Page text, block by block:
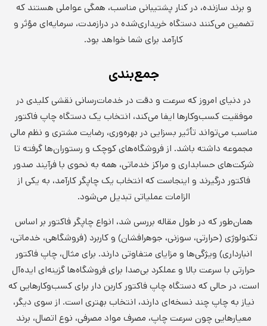
و برند سازنده، در کنار پشتیبانی مناسب، همگی عواملی هستند که
تضمین می‌کنند دستگاه خریداری‌شده در درازمدت، سرمایه‌ای مؤثر و
کارآمد برای شما خواهد بود.
جمع‌بندی
در دنیای امروز که سرعت و دقت در خدمات‌رسانی نقشی کلیدی در
موفقیت کسب‌وکارها ایفا می‌کند، انتخاب یک دستگاه چاپ فاکتور
مناسب می‌تواند تأثیر بسزایی در بهره‌وری، رضایت مشتری و نظم مالی
مجموعه داشته باشد. از فروشگاه‌های کوچک و رستوران‌ها گرفته تا
شرکت‌های حسابداری و مراکز خدماتی، همه به نحوی با فرآیند صدور
فاکتور درگیرند و اینجاست که انتخاب یک چاپگر کارآمد، به یکی از
الزامات عملیاتی تبدیل می‌شود.
همان‌طور که در طول مقاله بررسی شد، انواع چاپگر فاکتور بر اساس
تکنولوژی (حرارتی، سوزنی، جوهرافشان) و کاربرد (فروشگاهی، خدماتی،
انبارداری) ویژگی‌ها و مزایای متفاوتی دارند. برای مثال، چاپ فاکتور
حرارتی با سرعت بالا و عملکرد بی‌صدا برای فروشگاه‌ها گزینه‌ای ایده‌آل
است، در حالی که دستگاه چاپ فاکتور کاربن دار برای کسب‌وکارهایی که
نیاز به چاپ چند نسخه‌ای دارند، انتخاب بهتری است. از سوی دیگر،
معیارهایی چون سرعت چاپ، مصرف مواد مصرفی، نوع اتصال، برند